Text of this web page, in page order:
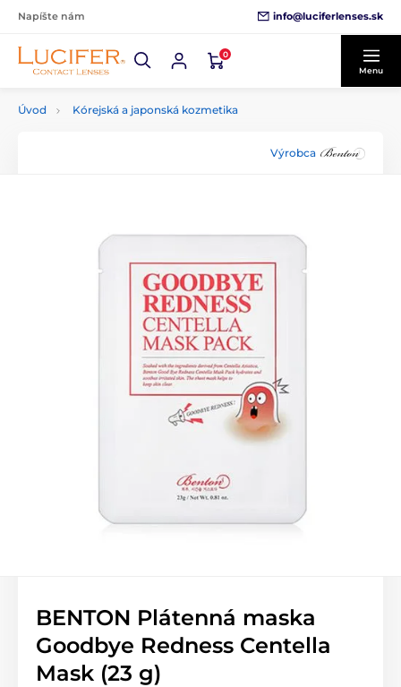
Napíšte nám info@luciferlenses.sk
0
Menu
Úvod Kórejská a japonská kozmetika
Výrobca
BENTON Plátenná maska
Goodbye Redness Centella
Mask (23 g)